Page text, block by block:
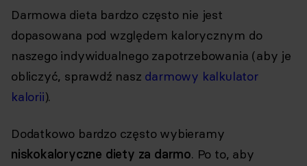
Darmowa dieta bardzo często nie jest
dopasowana pod względem kalorycznym do
naszego indywidualnego zapotrzebowania (aby je
obliczyć, sprawdź nasz darmowy kalkulator
kalorii).
Dodatkowo bardzo często wybieramy
niskokaloryczne diety za darmo. Po to, aby